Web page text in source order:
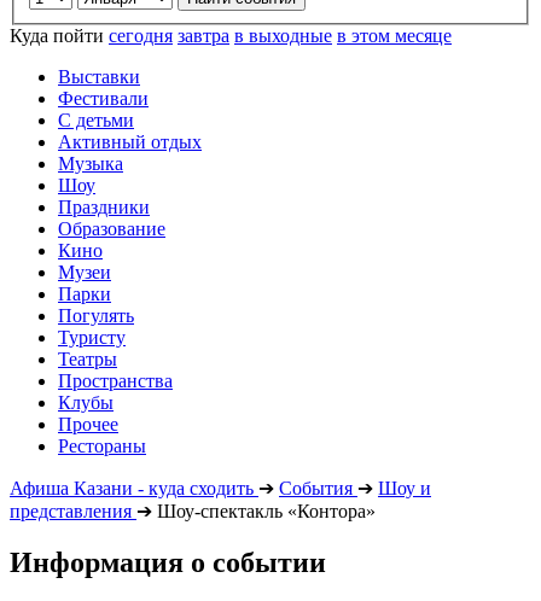
Куда пойти сегодня завтра в выходные в этом месяце
Выставки
Фестивали
С детьми
Активный отдых
Музыка
Шоу
Праздники
Образование
Кино
Музеи
Парки
Погулять
Туристу
Театры
Пространства
Клубы
Прочее
Рестораны
Афиша Казани - куда сходить ➔ События ➔ Шоу и
представления ➔ Шоу-спектакль «Контора»
Информация о событии